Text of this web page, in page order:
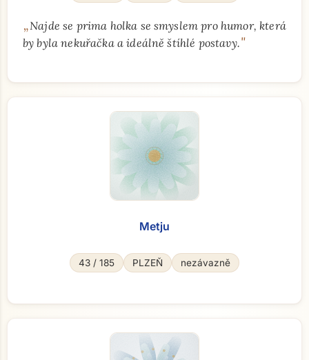
„Najde se prima holka se smyslem pro humor, která
by byla nekuřačka a ideálně štíhlé postavy."
Metju
43 / 185 PLZEŇ nezávazně